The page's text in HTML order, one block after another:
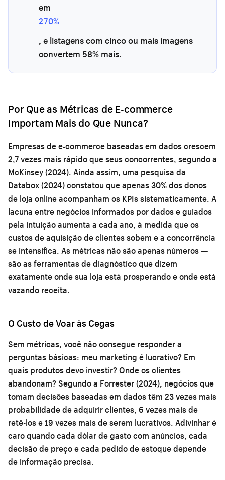
em
270%
, e listagens com cinco ou mais imagens
convertem 58% mais.
Por Que as Métricas de E-commerce
Importam Mais do Que Nunca?
Empresas de e-commerce baseadas em dados crescem
2,7 vezes mais rápido que seus concorrentes, segundo a
McKinsey (2024). Ainda assim, uma pesquisa da
Databox (2024) constatou que apenas 30% dos donos
de loja online acompanham os KPIs sistematicamente. A
lacuna entre negócios informados por dados e guiados
pela intuição aumenta a cada ano, à medida que os
custos de aquisição de clientes sobem e a concorrência
se intensifica. As métricas não são apenas números —
são as ferramentas de diagnóstico que dizem
exatamente onde sua loja está prosperando e onde está
vazando receita.
O Custo de Voar às Cegas
Sem métricas, você não consegue responder a
perguntas básicas: meu marketing é lucrativo? Em
quais produtos devo investir? Onde os clientes
abandonam? Segundo a Forrester (2024), negócios que
tomam decisões baseadas em dados têm 23 vezes mais
probabilidade de adquirir clientes, 6 vezes mais de
retê-los e 19 vezes mais de serem lucrativos. Adivinhar é
caro quando cada dólar de gasto com anúncios, cada
decisão de preço e cada pedido de estoque depende
de informação precisa.